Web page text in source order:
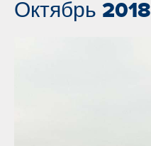
Октябрь 2018